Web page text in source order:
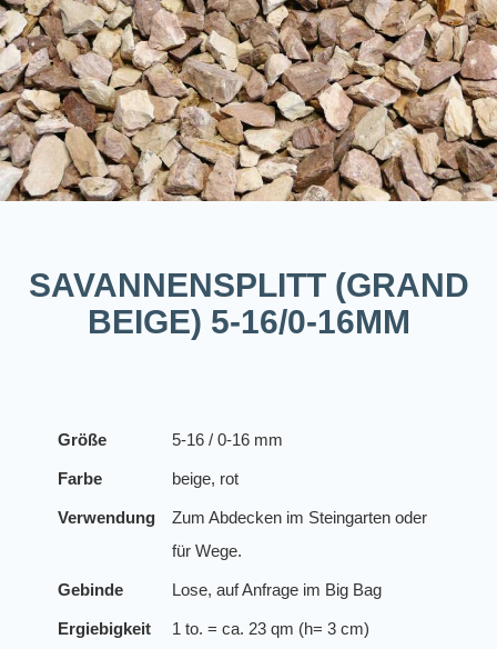
SAVANNENSPLITT (GRAND
BEIGE) 5-16/0-16MM
Größe 5-16 / 0-16 mm
Farbe beige, rot
Verwendung
Zum Abdecken im Steingarten oder
für Wege.
Gebinde Lose, auf Anfrage im Big Bag
Ergiebigkeit 1 to. = ca. 23 qm (h= 3 cm)